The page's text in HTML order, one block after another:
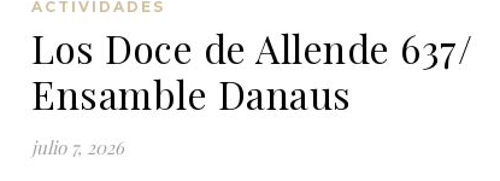
ACTIVIDADES
Los Doce de Allende 637/
Ensamble Danaus
julio 7, 2026